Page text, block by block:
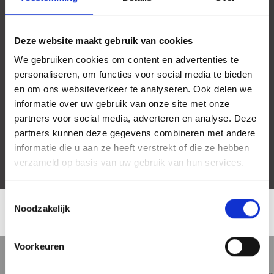
Deze website maakt gebruik van cookies
We gebruiken cookies om content en advertenties te
personaliseren, om functies voor social media te bieden
en om ons websiteverkeer te analyseren. Ook delen we
informatie over uw gebruik van onze site met onze
partners voor social media, adverteren en analyse. Deze
partners kunnen deze gegevens combineren met andere
informatie die u aan ze heeft verstrekt of die ze hebben
verzameld op basis van uw gebruik van hun services.
Noodzakelijk
Voorkeuren
Map view